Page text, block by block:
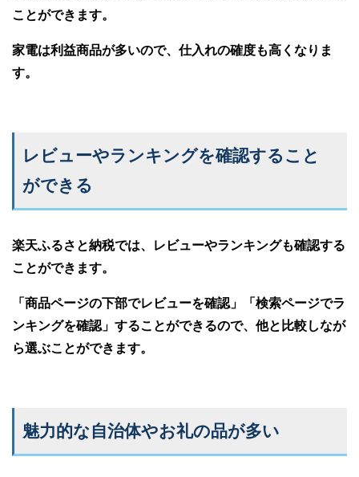
ことができます。
家電は利益商品が多いので、仕入れの確度も高くなりま
す。
レビューやランキングを確認すること
ができる
楽天ふるさと納税では、レビューやランキングも確認する
ことができます。
「商品ページの下部でレビューを確認」「検索ページでラ
ンキングを確認」することができるので、他と比較しなが
ら選ぶことができます。
魅力的な自治体やお礼の品が多い